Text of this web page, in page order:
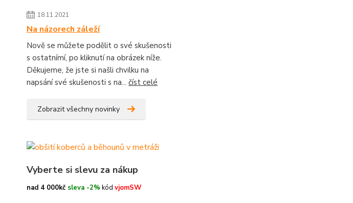
18.11.2021
Na názorech záleží
Nově se můžete podělit o své skušenosti
s ostatnímí, po kliknutí na obrázek níže.
Děkujeme, že jste si našli chvilku na
napsání své skušenosti s na... číst celé
Zobrazit všechny novinky
Vyberte si slevu za nákup
nad 4 000kč sleva -2% kód vjomSW